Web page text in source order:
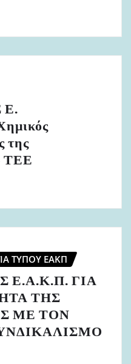
της
ΤΕΕ
ΤΎΠΟΥ ΕΑΚΠ
Ε.Α.Κ.Π. ΓΙΑ
ΤΗΣ
ΜΕ ΤΟΝ